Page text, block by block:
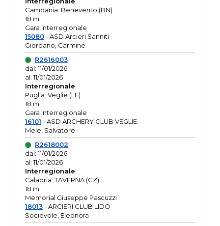
Campania: Benevento (BN)
18 m
Gara interregionale
15080- ASD Arcieri Sanniti
Giordano, Carmine
R2616003
dal: 11/01/2026
al: 11/01/2026
Interregionale
Puglia: Veglie (LE)
18 m
Gara Interregionale
16101 - ASD ARCHERY CLUB VEGLIE
Mele, Salvatore
R2618002
dal: 11/01/2026
al: 11/01/2026
Interregionale
Calabria: TAVERNA (CZ)
18 m
Memorial Giuseppe Pascuzzi
18013- ARCIERI CLUB LIDO
Socievole, Eleonora